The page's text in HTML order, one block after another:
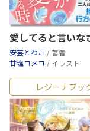
愛してると言いな
安芸とわこ / 著者
甘塩コメコ / イラスト
レジーナブッ